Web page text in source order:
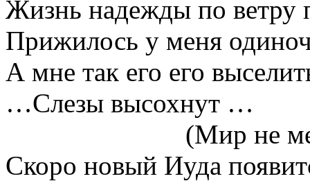
Жизнь надежды по ветру
Прижилось у меня
А мне так его его
…Слезы высохнут …
(Мир не
Скоро новый Иуда